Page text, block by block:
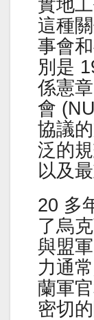
實地
這種
事會
別是
係憲
會
協議
泛的
以及
20 多
了烏
與盟
力通
蘭軍
密切的